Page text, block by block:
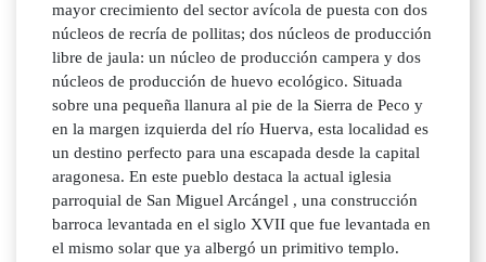
mayor crecimiento del sector avícola de puesta con dos
núcleos de recría de pollitas; dos núcleos de producción
libre de jaula: un núcleo de producción campera y dos
núcleos de producción de huevo ecológico. Situada
sobre una pequeña llanura al pie de la Sierra de Peco y
en la margen izquierda del río Huerva, esta localidad es
un destino perfecto para una escapada desde la capital
aragonesa. En este pueblo destaca la actual iglesia
parroquial de San Miguel Arcángel , una construcción
barroca levantada en el siglo XVII que fue levantada en
el mismo solar que ya albergó un primitivo templo.